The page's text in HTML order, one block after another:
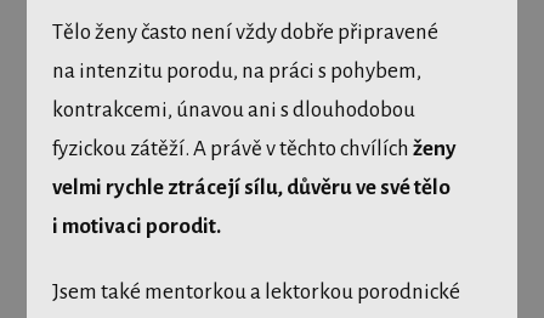
Tělo ženy často není vždy dobře připravené
na intenzitu porodu, na práci s pohybem,
kontrakcemi, únavou ani s dlouhodobou
fyzickou zátěží. A právě v těchto chvílích ženy
velmi rychle ztrácejí sílu, důvěru ve své tělo
i motivaci porodit.
Jsem také mentorkou a lektorkou porodnické